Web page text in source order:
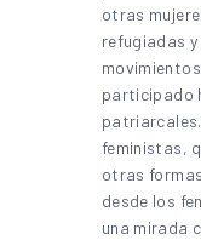
otras
refugiadas y
participado
feministas,
otras
desde los
una mirada